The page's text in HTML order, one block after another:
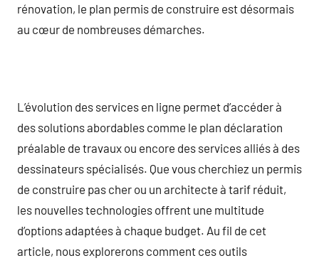
rénovation, le plan permis de construire est désormais
au cœur de nombreuses démarches.
L’évolution des services en ligne permet d’accéder à
des solutions abordables comme le plan déclaration
préalable de travaux ou encore des services alliés à des
dessinateurs spécialisés. Que vous cherchiez un permis
de construire pas cher ou un architecte à tarif réduit,
les nouvelles technologies offrent une multitude
d’options adaptées à chaque budget. Au fil de cet
article, nous explorerons comment ces outils